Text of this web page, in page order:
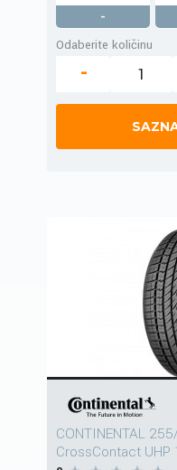
-
Odaberite količinu
-
CONTINENTAL
CrossContact UHP